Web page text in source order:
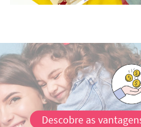
Descobre as